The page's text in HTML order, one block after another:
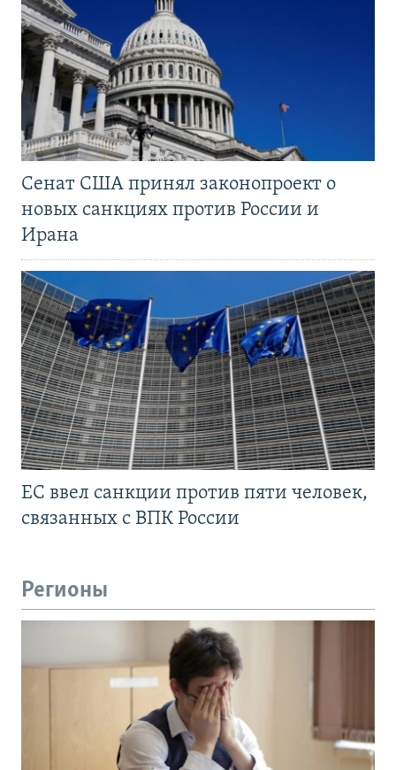
Сенат США принял законопроект о
новых санкциях против России и
Ирана
ЕС ввел санкции против пяти человек,
связанных с ВПК России
Регионы